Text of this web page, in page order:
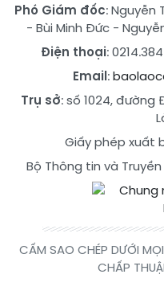
Phó Giám đốc:Nguyễn
- Bùi Minh Đức-
Điện thoại:
Email:
Trụ sở: số 1024, đường
Giấy phép xuất
Bộ Thông tin và
CẤM SAO CHÉP DƯỚI
CHẤP